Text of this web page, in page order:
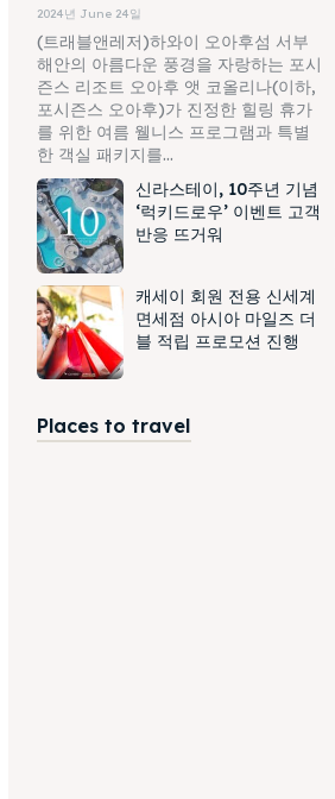
2024년 June 24일
(트래블앤레저)하와이 오아후섬 서부
해안의 아름다운 풍경을 자랑하는 포시
즌스 리조트 오아후 앳 코올리나(이하,
포시즌스 오아후)가 진정한 힐링 휴가
를 위한 여름 웰니스 프로그램과 특별
한 객실 패키지를...
신라스테이, 10주년 기념
‘럭키드로우’ 이벤트 고객
반응 뜨거워
캐세이 회원 전용 신세계
면세점 아시아 마일즈 더
블 적립 프로모션 진행
Places to travel